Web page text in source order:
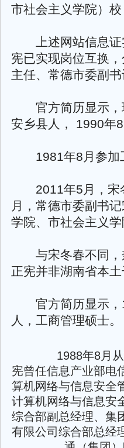
市社会主义学院）校
上述网站信息证
宪已实现岗位互换
主任、常德市委副书
官方简历显示，
安乡县人， 1990年
1981年8月参加
2011年5月，宋
月，常德市委副书
学院、市社会主义学
与宋冬春不同，
正宪并非湖南省本土
官方简历显示，
人，工商管理硕士。
1988年8月从
宪曾任信息产业部电
算机网络与信息安全
计算机网络与信息安
综合部副总经理、集
有限公司综合部总经